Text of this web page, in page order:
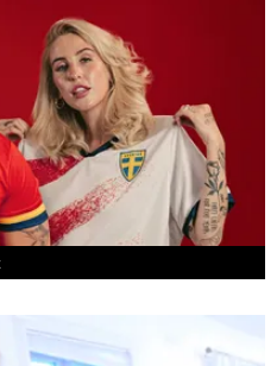
En resa som fostrat
stark förankran...
av olika nationaliteter från hela
annan grundnationalitet...